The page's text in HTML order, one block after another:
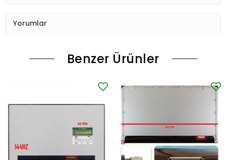
Yorumlar
Benzer Ürünler